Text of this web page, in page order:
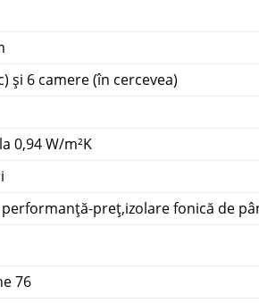
și 6 camere (în cercevea)
0,94 W/m²K
preț,izolare fonică de
76